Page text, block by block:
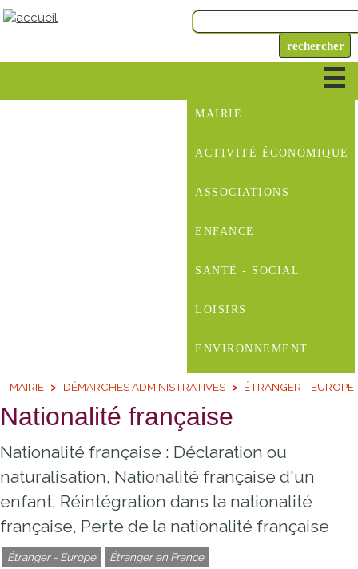
MAIRIE
ACTIVITÉ ÉCONOMIQUE
ASSOCIATIONS
ENFANCE
SANTÉ - SOCIAL
LOISIRS
ENVIRONNEMENT
MAIRIE DÉMARCHES ADMINISTRATIVES ÉTRANGER - EUROPE
Nationalité française
Nationalité française : Déclaration ou
naturalisation, Nationalité française d'un
enfant, Réintégration dans la nationalité
française, Perte de la nationalité française
Étranger - Europe Étranger en France